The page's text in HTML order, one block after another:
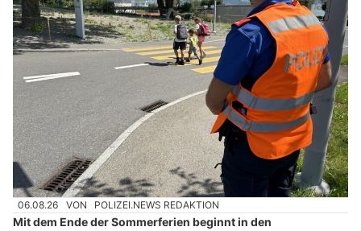
06.08.26 VON POLIZEI.NEWS REDAKTION
Mit dem Ende der Sommerferien beginnt in den